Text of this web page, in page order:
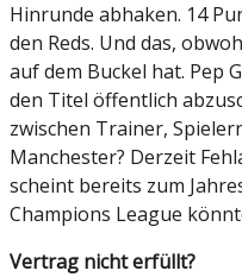
Hinrunde abhaken. 14
den Reds. Und das,
auf dem Buckel hat. Pep
den Titel öffentlich
zwischen Trainer,
Manchester? Derzeit
scheint bereits zum
Champions League
Vertrag nicht erfüllt?